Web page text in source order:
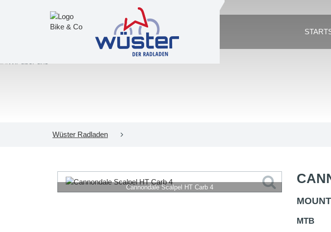
Wüster Radladen
Cannondale Scalpel HT Carb 4
MTB